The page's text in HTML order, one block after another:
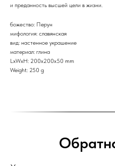
и преданность высшей цели в жизни.
божество: Перун
мифология: славянская
вид: настенное украшение
материал: глина
LxWxH: 200x200x50 mm
Weight: 250 g